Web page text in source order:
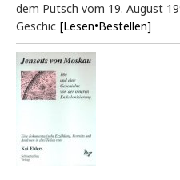
dem Putsch vom 19. August
Geschic [Lesen•Bestellen]